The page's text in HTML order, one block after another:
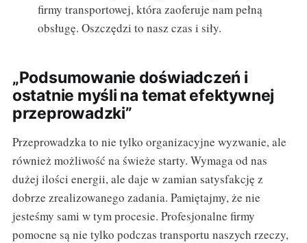
firmy transportowej, która zaoferuje nam pełną
obsługę. Oszczędzi to nasz czas i siły.
„Podsumowanie doświadczeń i
ostatnie myśli na temat efektywnej
przeprowadzki”
Przeprowadzka to nie tylko organizacyjne wyzwanie, ale
również możliwość na świeże starty. Wymaga od nas
dużej ilości energii, ale daje w zamian satysfakcję z
dobrze zrealizowanego zadania. Pamiętajmy, że nie
jesteśmy sami w tym procesie. Profesjonalne firmy
pomocne są nie tylko podczas transportu naszych rzeczy,